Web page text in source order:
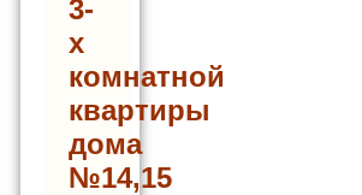
3-
х
комнатной
квартиры
дома
№14,15